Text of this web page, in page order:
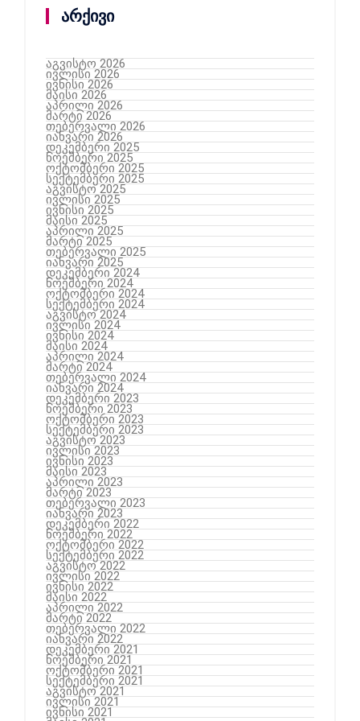
არქივი
აგვისტო 2026
ივლისი 2026
ივნისი 2026
მაისი 2026
აპრილი 2026
მარტი 2026
თებერვალი 2026
იანვარი 2026
დეკემბერი 2025
ნოემბერი 2025
ოქტომბერი 2025
სექტემბერი 2025
აგვისტო 2025
ივლისი 2025
ივნისი 2025
მაისი 2025
აპრილი 2025
მარტი 2025
თებერვალი 2025
იანვარი 2025
დეკემბერი 2024
ნოემბერი 2024
ოქტომბერი 2024
სექტემბერი 2024
აგვისტო 2024
ივლისი 2024
ივნისი 2024
მაისი 2024
აპრილი 2024
მარტი 2024
თებერვალი 2024
იანვარი 2024
დეკემბერი 2023
ნოემბერი 2023
ოქტომბერი 2023
სექტემბერი 2023
აგვისტო 2023
ივლისი 2023
ივნისი 2023
მაისი 2023
აპრილი 2023
მარტი 2023
თებერვალი 2023
იანვარი 2023
დეკემბერი 2022
ნოემბერი 2022
ოქტომბერი 2022
სექტემბერი 2022
აგვისტო 2022
ივლისი 2022
ივნისი 2022
მაისი 2022
აპრილი 2022
მარტი 2022
თებერვალი 2022
იანვარი 2022
დეკემბერი 2021
ნოემბერი 2021
ოქტომბერი 2021
სექტემბერი 2021
აგვისტო 2021
ივლისი 2021
ივნისი 2021